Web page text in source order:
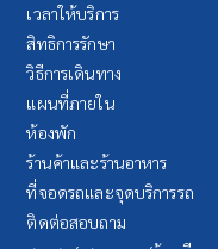
เวลาให้บริการ
สิทธิการรักษา
วิธีการเดินทาง
แผนที่ภายใน
ห้องพัก
ร้านค้าและร้านอาหาร
ที่จอดรถและจุดบริการรถ
ติดต่อสอบถาม